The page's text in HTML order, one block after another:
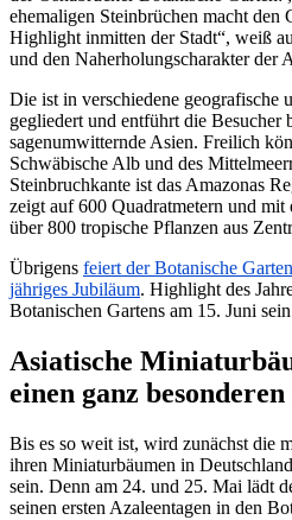
ehemaligen Steinbrüchen macht den
Highlight inmitten der Stadt“, weiß
und den Naherholungscharakter der
Die ist in verschiedene geografische
gegliedert und entführt die Besucher
sagenumwitternde Asien. Freilich
Schwäbische Alb und des
Steinbruchkante ist das Amazonas
zeigt auf 600 Quadratmetern und
über 800 tropische Pflanzen aus
Übrigens feiert der Botanische
jähriges Jubiläum. Highlight des
Botanischen Gartens am 15. Juni
Asiatische
einen ganz
Bis es so weit ist, wird zunächst die
ihren Miniaturbäumen in
sein. Denn am 24. und 25. Mai lädt
seinen ersten Azaleentagen in den